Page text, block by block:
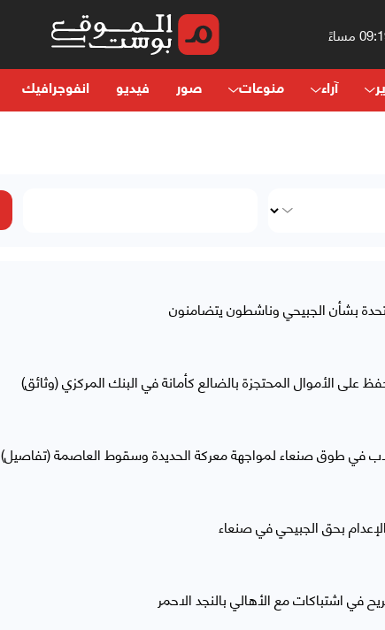
آراء منوعات صور فيديو انفوجرافيك
بشأن الجبيحي وناشطون يتضامنون
على الأموال المحتجزة بالضالع كأمانة في البنك المركزي (وثائق)
في طوق صنعاء لمواجهة معركة الحديدة وسقوط العاصمة (تفاصيل)
بحق الجبيحي في صنعاء
في اشتباكات مع الأهالي بالنجد الاحمر